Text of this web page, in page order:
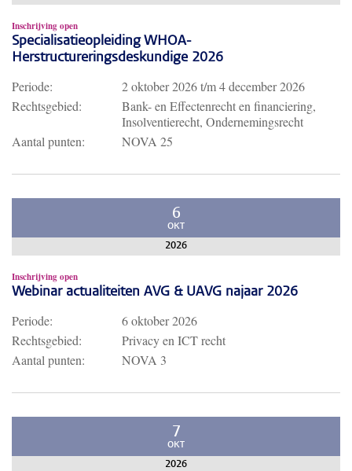
Inschrijving open
Specialisatieopleiding WHOA-
Herstructureringsdeskundige 2026
Periode: 2 oktober 2026t/m4 december 2026
Rechtsgebied:
Bank- en Effectenrecht en financiering,
Insolventierecht, Ondernemingsrecht
Aantal punten:
NOVA 25
6
OKT
2026
Inschrijving open
Webinar actualiteiten AVG & UAVG najaar 2026
Periode:
6 oktober 2026
Rechtsgebied:
Privacy en ICT recht
Aantal punten:
NOVA 3
7
OKT
2026